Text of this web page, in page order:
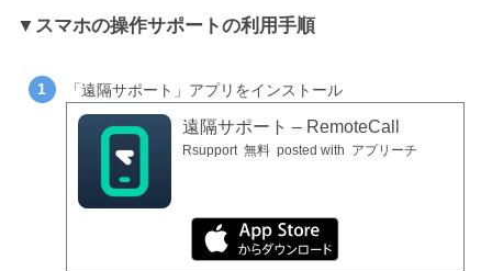
スマホの操作サポートの利用手順
「遠隔サポート」アプリをインストール
遠隔サポート – RemoteCall
Rsupport 無料 posted with アプリーチ